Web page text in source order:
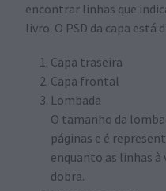
encontrar linhas que
livro. O PSD da capa está
Capa traseira
Capa frontal
Lombada
O tamanho da
páginas e é
enquanto as linhas
dobra.